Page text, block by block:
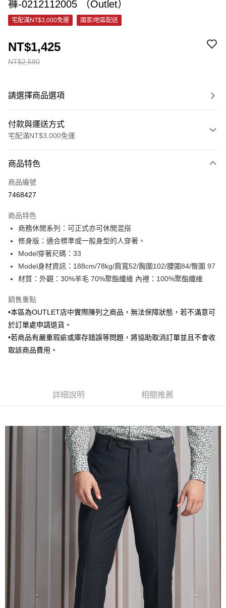
褲-0212112005 （Outlet）
宅配滿NT$3,000免運 國家/地區配送
NT$2,590
NT$1,425
請選擇商品選項
付款與運送方式
宅配滿NT$3,000免運
信用卡一次付款
信用卡分期付款
合作金庫商業銀行
華南商業銀行
彰化商業銀行
上海商業儲蓄銀行
台北富邦商業銀行
國泰世華商業銀行
臺灣中小企業銀行
台中商業銀行
匯豐（台灣）商業銀行
華泰商業銀行
聯邦商業銀行
遠東國際商業銀行
元大商業銀行
台新國際商業銀行
中國信託商業銀行
台灣樂天信用卡公司
6 期 0 利率 每期
華南商業銀行
彰化商業銀行
上海商業儲蓄銀行
國泰世華商業銀行
兆豐國際商業銀行
臺灣中小企業銀行
台中商業銀行
聯邦商業銀行
元大商業銀行
永豐商業銀行
玉山商業銀行
台灣樂天信用卡公司
LINE Pay
Apple Pay
街口支付
悠遊付
Google Pay
AFTEE先享後付
【「AFTEE先享後付」結帳流程】
１．於結帳方式選擇「AFTEE先享後付」後，將跳轉至「AFTEE先享後付」
結帳頁面，進行簡訊認證並確認金額後，即可完成結帳。
２．訂單成立數日內，您將收到繳費通知簡訊。
３．收到繳費通知簡訊後14天內，點擊此簡訊中的連結，可透過四大超商／
ATM／網路銀行／等多元方式進行付款，方視為交易完成。
※ 請注意：結帳手續完成當下不需立刻繳費，但若您需要取消訂單，請聯絡
購買商品的店家。未經商家同意取消之訂單仍視為有效，需透過AFTEE先享
※ 交易是否成功請以「AFTEE先享後付 」之結帳頁面顯示為準，若有關於
是否繳費成功／繳費後需取消欲退款等相關疑問，請聯繫「AFTEE先享後付
https://netprotections.freshdesk.com/support/home
１．透過由恩沛科技股份有限公司提供之「AFTEE先享後付」服務完成之交
易，需依本服務之必要範圍內提供個人資料，並將交易相關給付款項請求債
２．關於個人資料處理事宜，請瀏覽以下網址：
https://aftee.tw/terms/#terms3
每筆NT$120，滿NT$3,000(含以上)免運費
每筆NT$350，滿NT$3,500(含以上)免運費
商品特色
商品編號
7468427
商品特色
商務休閒系列：可正式亦可休閒混搭
修身版：適合標準或一般身型的人穿著。
Model穿著尺碼：33
Model身材資訊：188cm/78kg/肩寬52/胸圍102/腰圍84/臀圍 97
材質：外觀：30%羊毛 70%聚酯纖維 內裡：100%聚酯纖維
銷售重點
•本區為OUTLET店中實際陳列之商品，無法保障狀態，若不滿意可
於訂單處申請退貨。
•若商品有嚴重瑕疵或庫存錯誤等問題，將協助取消訂單並且不會收
取該商品費用。
詳細說明 相關推薦